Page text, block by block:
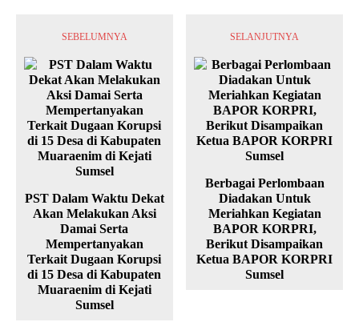
SEBELUMNYA
PST Dalam Waktu Dekat
Akan Melakukan Aksi
Damai Serta
Mempertanyakan
Terkait Dugaan Korupsi
di 15 Desa di Kabupaten
Muaraenim di Kejati
Sumsel
SELANJUTNYA
Berbagai Perlombaan
Diadakan Untuk
Meriahkan Kegiatan
BAPOR KORPRI,
Berikut Disampaikan
Ketua BAPOR KORPRI
Sumsel